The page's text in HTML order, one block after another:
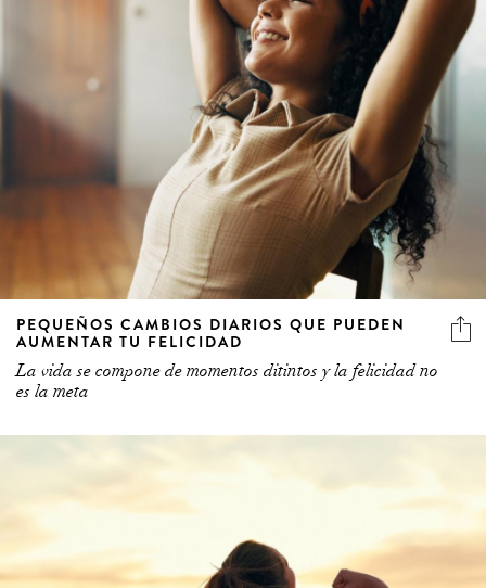
PEQUEÑOS CAMBIOS DIARIOS QUE PUEDEN
AUMENTAR TU FELICIDAD
La vida se compone de momentos ditintos y la felicidad no
es la meta